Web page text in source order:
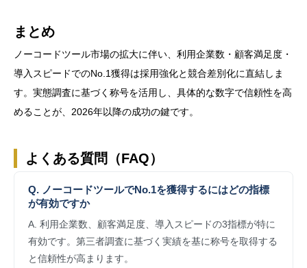
まとめ
ノーコードツール市場の拡大に伴い、利用企業数・顧客満足度・
導入スピードでのNo.1獲得は採用強化と競合差別化に直結しま
す。実態調査に基づく称号を活用し、具体的な数字で信頼性を高
めることが、2026年以降の成功の鍵です。
よくある質問（FAQ）
Q. ノーコードツールでNo.1を獲得するにはどの指標
が有効ですか
A. 利用企業数、顧客満足度、導入スピードの3指標が特に
有効です。第三者調査に基づく実績を基に称号を取得する
と信頼性が高まります。